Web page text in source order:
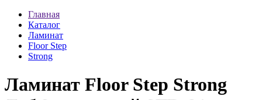
Главная
Каталог
Ламинат
Floor Step
Strong
Ламинат Floor Step Strong